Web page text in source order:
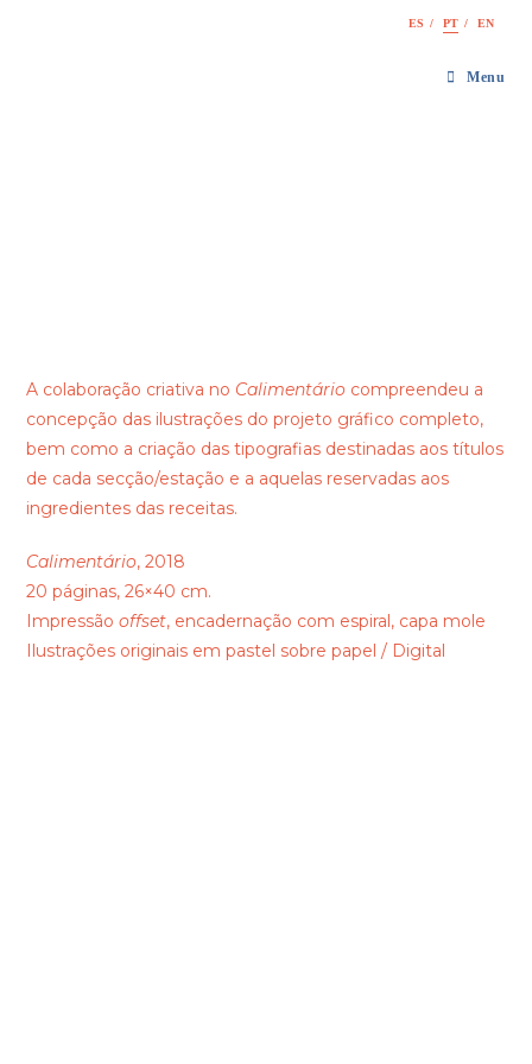
ES PT EN
Menu
A colaboração criativa no Calimentário compreendeu a
concepção das ilustrações do projeto gráfico completo,
bem como a criação das tipografias destinadas aos títulos
de cada secção/estação e a aquelas reservadas aos
ingredientes das receitas.
Calimentário, 2018
20 páginas, 26×40 cm.
Impressãooffset, encadernação com espiral, capa mole
Ilustrações originais em pastel sobre papel / Digital